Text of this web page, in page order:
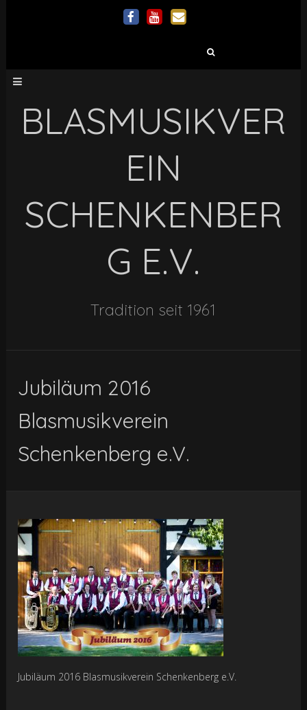
BLASMUSIKVER
EIN
SCHENKENBER
G E.V.
Tradition seit 1961
Jubiläum 2016
Blasmusikverein
Schenkenberg e.V.
Jubiläum 2016 Blasmusikverein Schenkenberg e.V.